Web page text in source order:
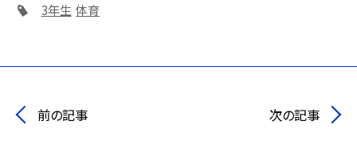
3年生 体育
前の記事 次の記事